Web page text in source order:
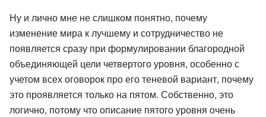
Ну и лично мне не слишком понятно, почему
изменение мира к лучшему и сотрудничество не
появляется сразу при формулировании благородной
объединяющей цели четвертого уровня, особенно с
учетом всех оговорок про его теневой вариант, почему
это проявляется только на пятом. Собственно, это
логично, потому что описание пятого уровня очень